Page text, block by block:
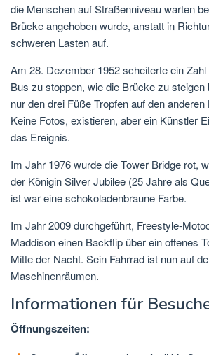
die Menschen auf Straßenniveau warten
Brücke angehoben wurde, anstatt in
schweren Lasten auf.
Am 28. Dezember 1952 scheiterte ein
Bus zu stoppen, wie die Brücke zu steigen
nur den drei Füße Tropfen auf den
Keine Fotos, existieren, aber ein Künstler
das Ereignis.
Im Jahr 1976 wurde die Tower Bridge rot,
der Königin Silver Jubilee (25 Jahre als
ist war eine schokoladenbraune Farbe.
Im Jahr 2009 durchgeführt, Freestyle-
Maddison einen Backflip über ein offenes
Mitte der Nacht. Sein Fahrrad ist nun auf
Maschinenräumen.
Informationen für
Öffnungszeiten: